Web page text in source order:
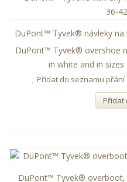
DuPont™ Tyvek® overshoe
in white and in sizes
Přidat do seznamu přání
Přidat
DuPont™ Tyvek® overboot,